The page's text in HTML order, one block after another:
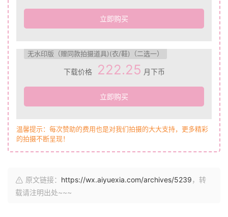
立即购买
无水印版（赠同款拍摄道具)(衣/鞋)（二选一）
下载价格 222.25 月下币
立即购买
温馨提示：每次赞助的费用也是对我们拍摄的大大支持，更多精彩
的拍摄不断呈现！
原文链接： https://wx.aiyuexia.com/archives/5239，转
载请注明出处~~~